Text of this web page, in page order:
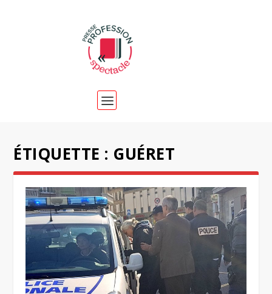
ÉTIQUETTE : GUÉRET